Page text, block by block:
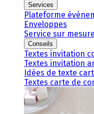
Services
Plateforme
Enveloppes
Service sur mesure
Conseils
Textes invitation
Textes invitation
Idées de texte
Textes carte de